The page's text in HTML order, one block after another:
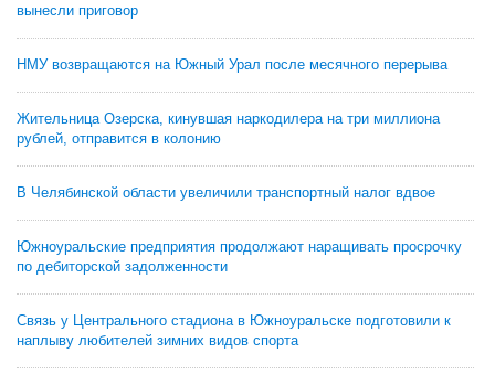
вынесли приговор
НМУ возвращаются на Южный Урал после месячного перерыва
Жительница Озерска, кинувшая наркодилера на три миллиона
рублей, отправится в колонию
В Челябинской области увеличили транспортный налог вдвое
Южноуральские предприятия продолжают наращивать просрочку
по дебиторской задолженности
Связь у Центрального стадиона в Южноуральске подготовили к
наплыву любителей зимних видов спорта